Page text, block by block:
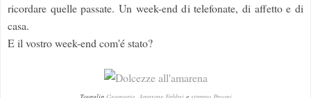
ricordare quelle passate. Un week-end di telefonate, di affetto e di
casa.
E il vostro week-end com'é stato?